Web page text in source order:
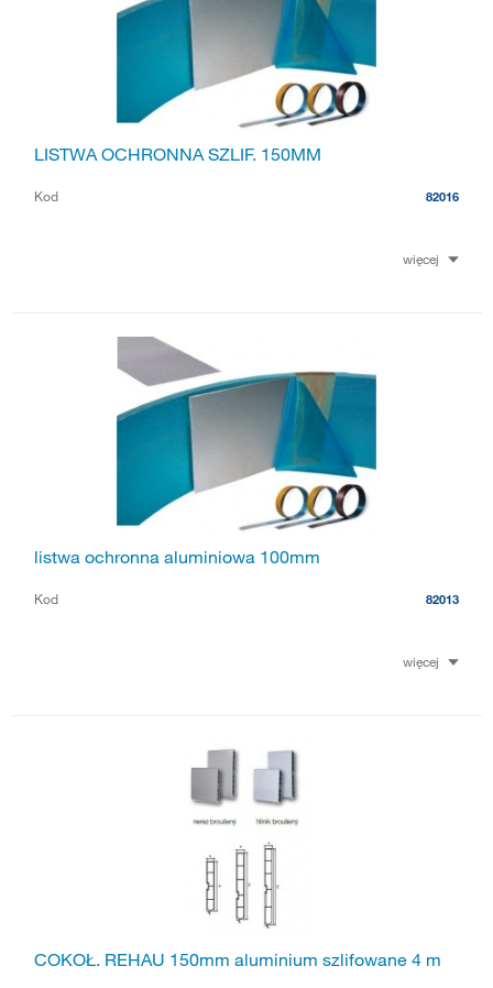
LISTWA OCHRONNA SZLIF. 150MM
Kod 82016
więcej
listwa ochronna aluminiowa 100mm
Kod 82013
więcej
COKOŁ. REHAU 150mm aluminium szlifowane 4 m